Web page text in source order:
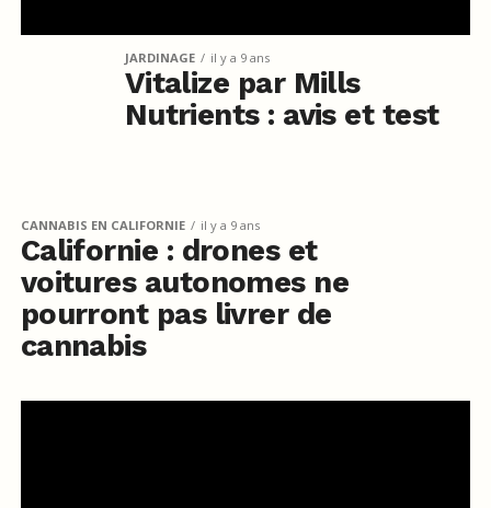
JARDINAGE il y a 9 ans
Vitalize par Mills
Nutrients : avis et test
CANNABIS EN CALIFORNIE il y a 9 ans
Californie : drones et
voitures autonomes ne
pourront pas livrer de
cannabis